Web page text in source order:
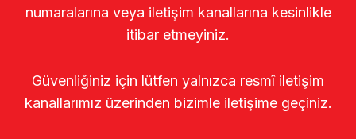
numaralarına veya iletişim kanallarına kesinlikle
itibar etmeyiniz.
Güvenliğiniz için lütfen yalnızca resmî iletişim
kanallarımız üzerinden bizimle iletişime geçiniz.